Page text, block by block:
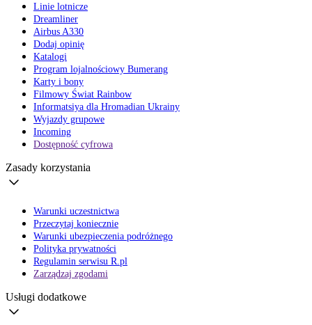
Linie lotnicze
Dreamliner
Airbus A330
Dodaj opinię
Katalogi
Program lojalnościowy Bumerang
Karty i bony
Filmowy Świat Rainbow
Informatsiya dla Hromadian Ukrainy
Wyjazdy grupowe
Incoming
Dostępność cyfrowa
Zasady korzystania
Warunki uczestnictwa
Przeczytaj koniecznie
Warunki ubezpieczenia podróżnego
Polityka prywatności
Regulamin serwisu R.pl
Zarządzaj zgodami
Usługi dodatkowe